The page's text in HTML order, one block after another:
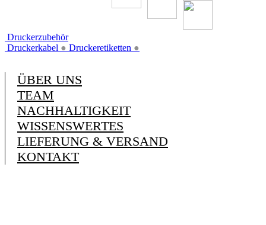
Druckerzubehör
Druckerkabel ● Druckeretiketten ●
ÜBER UNS
TEAM
NACHHALTIGKEIT
WISSENSWERTES
LIEFERUNG & VERSAND
KONTAKT